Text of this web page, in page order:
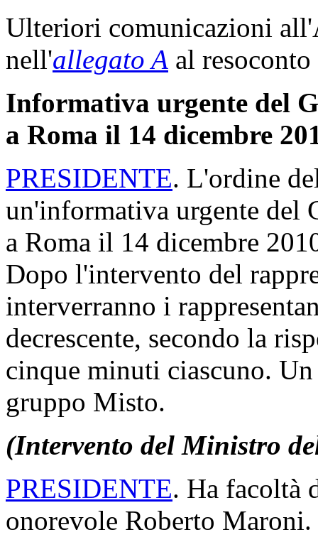
Ulteriori comunicazioni
nell'allegato A al
Informativa urgente del
a Roma il 14 dicembre
PRESIDENTE. L'ordine
un'informativa urgente del
a Roma il 14 dicembre
Dopo l'intervento del
interverranno i
decrescente, secondo la
cinque minuti ciascuno.
gruppo Misto.
(Intervento del Ministro
PRESIDENTE. Ha facoltà
onorevole Roberto Maroni.